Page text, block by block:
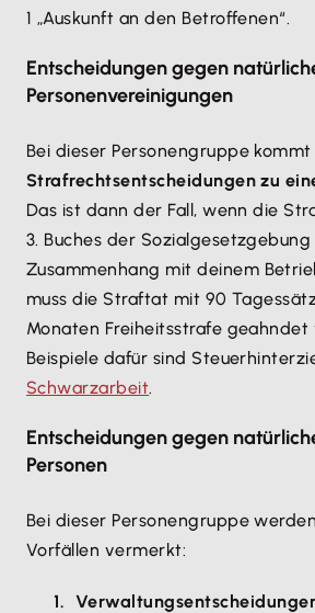
1 „Auskunft an den Betroffenen“.
Entscheidungen gegen
Personenvereinigungen
Bei dieser Personengruppe
Strafrechtsentscheidungen zu
Das ist dann der Fall, wenn die
3. Buches der Sozialgesetzgebung
Zusammenhang mit deinem
muss die Straftat mit 90
Monaten Freiheitsstrafe geahndet
Beispiele dafür sind
Schwarzarbeit.
Entscheidungen gegen
Personen
Bei dieser Personengruppe
Vorfällen vermerkt: